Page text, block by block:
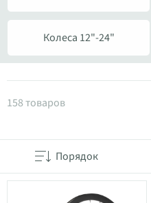
Колеса 12"-24"
Товары в категории
158 товаров
Порядок